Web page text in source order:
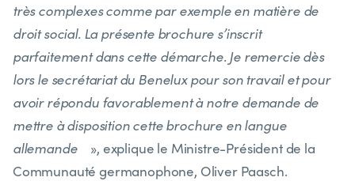
très complexes comme par exemple en matière de
droit social. La présente brochure s’inscrit
parfaitement dans cette démarche. Je remercie dès
lors le secrétariat du Benelux pour son travail et pour
avoir répondu favorablement à notre demande de
mettre à disposition cette brochure en langue
allemande», explique le Ministre-Président de la
Communauté germanophone, Oliver Paasch.